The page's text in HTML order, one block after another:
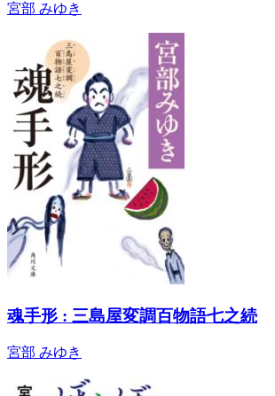
宮部 みゆき
魂手形 : 三島屋変調百物語七之続
宮部 みゆき